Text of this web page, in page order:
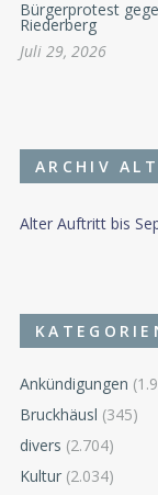
Bürgerprotest
Riederberg
Juli 29, 2026
ARCHIV ALT
Alter Auftritt bis
Ankündigungen
Bruckhäusl (345)
divers (2.704)
Kultur (2.034)